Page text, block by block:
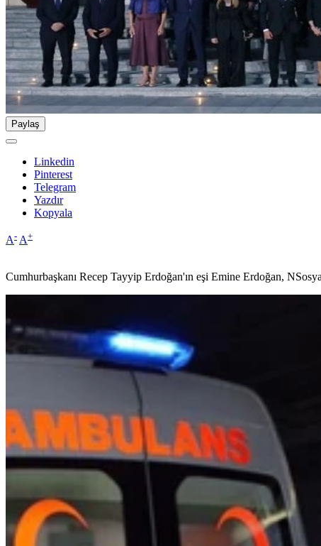
Paylaş
Linkedin
Pinterest
Telegram
Yazdır
Kopyala
A- A+
Cumhurbaşkanı Recep Tayyip Erdoğan'ın eşi Emine Erdoğan,